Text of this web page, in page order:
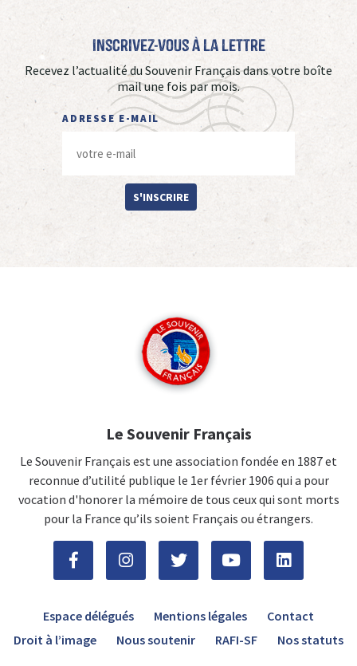
Inscrivez-vous à La Lettre
Recevez l’actualité du Souvenir Français dans votre boîte
mail une fois par mois.
ADRESSE E-MAIL
S'INSCRIRE
Le Souvenir Français
Le Souvenir Français est une association fondée en 1887 et
reconnue d’utilité publique le 1er février 1906 qui a pour
vocation d'honorer la mémoire de tous ceux qui sont morts
pour la France qu’ils soient Français ou étrangers.
Espace délégués Mentions légales
Contact
Droit à l’image
Nous soutenir RAFI-SF Nos statuts